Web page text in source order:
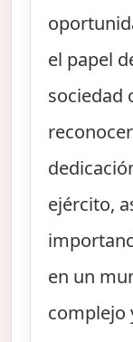
el papel
sociedad
ejército,
en un
complejo